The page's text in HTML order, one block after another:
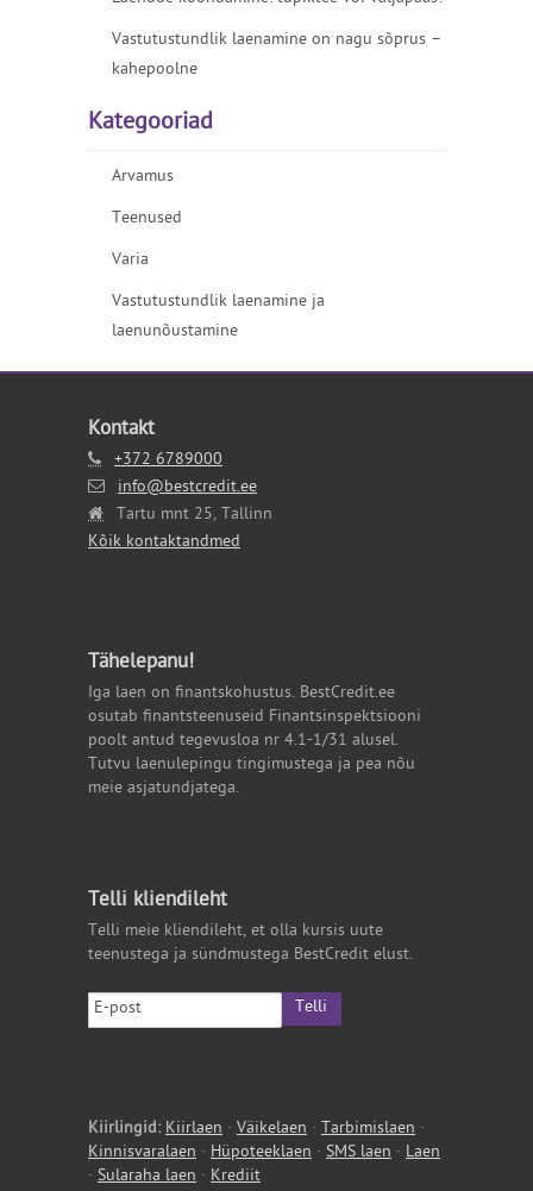
Vastutustundlik laenamine on nagu sõprus –
kahepoolne
Kategooriad
Arvamus
Teenused
Varia
Vastutustundlik laenamine ja
laenunõustamine
Kontakt
+372 6789000
info@bestcredit.ee
Tartu mnt 25, Tallinn
Kõik kontaktandmed
Tähelepanu!
Iga laen on finantskohustus. BestCredit.ee
osutab finantsteenuseid Finantsinspektsiooni
poolt antud tegevusloa nr 4.1-1/31 alusel.
Tutvu laenulepingu tingimustega ja pea nõu
meie asjatundjatega.
Telli kliendileht
Telli meie kliendileht, et olla kursis uute
teenustega ja sündmustega BestCredit elust.
Telli
Kiirlingid: Kiirlaen · Väikelaen · Tarbimislaen ·
Kinnisvaralaen · Hüpoteeklaen · SMS laen · Laen
· Sularaha laen · Krediit